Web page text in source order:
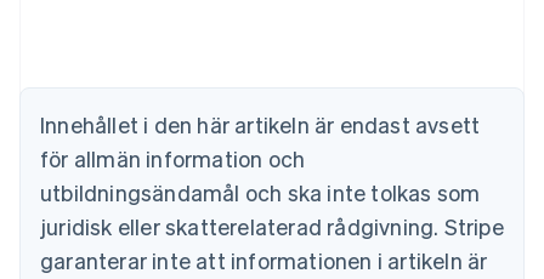
Innehållet i den här artikeln är endast avsett
för allmän information och
utbildningsändamål och ska inte tolkas som
juridisk eller skatterelaterad rådgivning. Stripe
garanterar inte att informationen i artikeln är
PortuguêsEnglish
Bulgarien
English
Cypern
English
Danmark
English
Estland